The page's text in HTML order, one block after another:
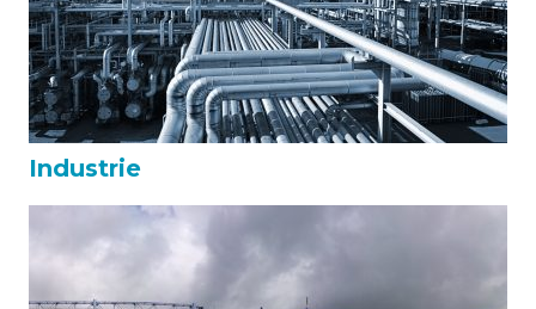
Industrie